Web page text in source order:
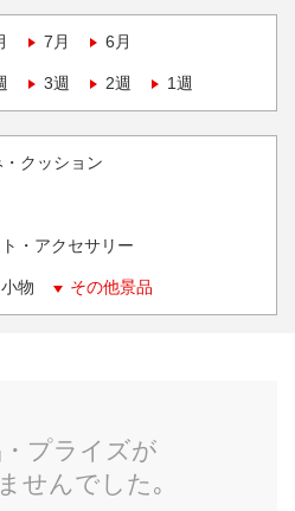
7月 6月
3週 2週 1週
クッション
・アクセサリー
物 その他景品